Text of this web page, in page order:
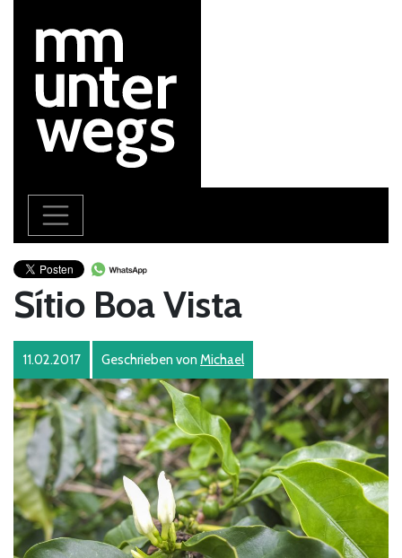
Sítio Boa Vista
11.02.2017 Geschrieben von Michael